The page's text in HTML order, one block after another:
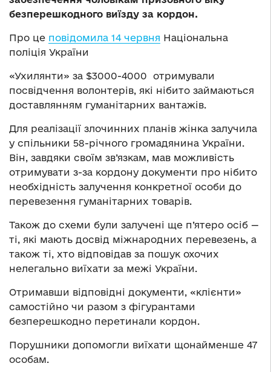
безперешкодного виїзду за кордон.
Про це повідомила 14 червня Національна
поліція України
«Ухилянти» за $3000-4000 отримували
посвідчення волонтерів, які нібито займаються
доставлянням гуманітарних вантажів.
Для реалізації злочинних планів жінка залучила
у спільники 58-річного громадянина України.
Він, завдяки своїм зв’язкам, мав можливість
отримувати з-за кордону документи про нібито
необхідність залучення конкретної особи до
перевезення гуманітарних товарів.
Також до схеми були залучені ще п’ятеро осіб —
ті, які мають досвід міжнародних перевезень, а
також ті, хто відповідав за пошук охочих
нелегально виїхати за межі України.
Отримавши відповідні документи, «клієнти»
самостійно чи разом з фігурантами
безперешкодно перетинали кордон.
Порушники допомогли виїхати щонайменше 47
особам.